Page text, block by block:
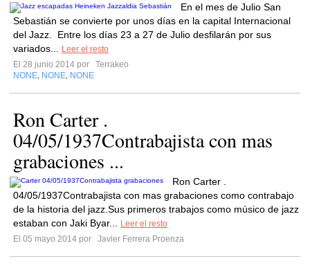
En el mes de Julio San
Sebastián se convierte por unos días en la capital Internacional
del Jazz. Entre los días 23 a 27 de Julio desfilarán por sus
variados...
Leer el resto
El 28 junio 2014 por
Terrakeo
NONE NONE NONE
Ron Carter .
04/05/1937Contrabajista con mas
grabaciones ...
Ron Carter .
04/05/1937Contrabajista con mas grabaciones como contrabajo
de la historia del jazz.Sus primeros trabajos como músico de jazz
estaban con Jaki Byar...
Leer el resto
El 05 mayo 2014 por
Javier Ferrera Proenza